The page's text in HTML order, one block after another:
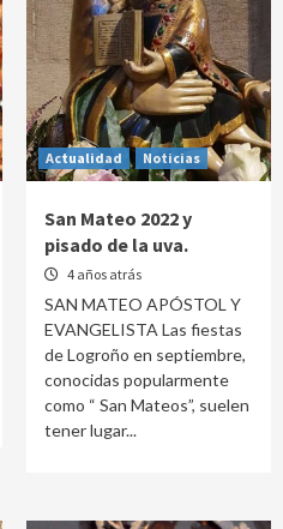
Actualidad Noticias
San Mateo 2022 y
pisado de la uva.
4 años atrás
SAN MATEO APÓSTOL Y
EVANGELISTA Las fiestas
de Logroño en septiembre,
conocidas popularmente
como “ San Mateos”, suelen
tener lugar...